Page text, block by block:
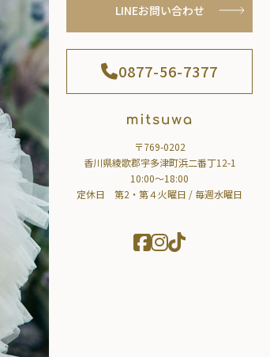
LINEお問い合わせ
0877-56-7377
〒769-0202
香川県綾歌郡宇多津町浜二番丁12-1
10:00～18:00
定休日 第2・第４火曜日 / 毎週水曜日